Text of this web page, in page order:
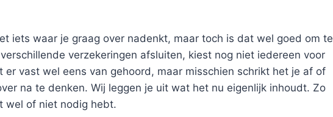
iets waar je graag over nadenkt, maar toch is dat wel goed om te
verzekeringen afsluiten, kiest nog niet iedereen voor
er vast wel eens van gehoord, maar misschien schrikt het je af of
na te denken. Wij leggen je uit wat het nu eigenlijk inhoudt. Zo
wel of niet nodig hebt.